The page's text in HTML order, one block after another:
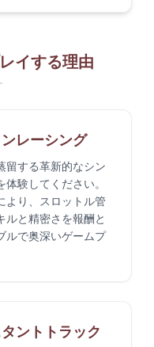
イする理由
レーシング
留する革新的なシン
験してください。
より、スロットル管
ルと精密さを報酬と
ルで奥深いゲームプ
ントトラック